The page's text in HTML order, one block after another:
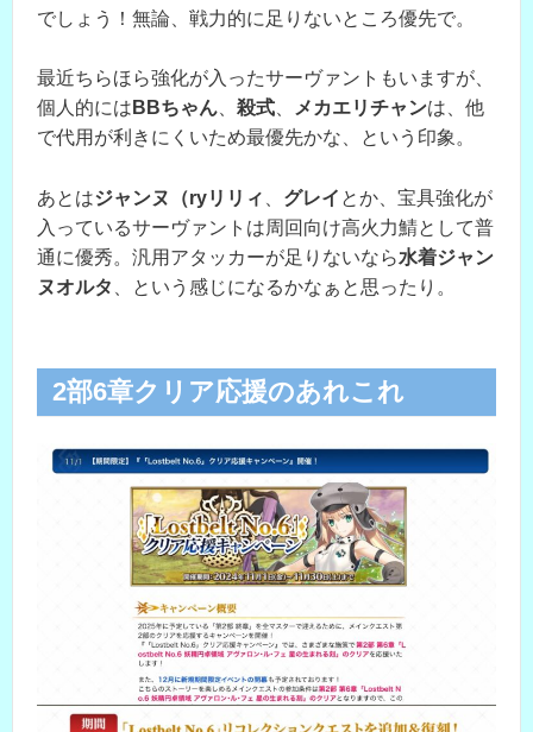
でしょう！無論、戦力的に足りないところ優先で。
最近ちらほら強化が入ったサーヴァントもいますが、
個人的には BBちゃん、 殺式、 メカエリチャンは、他
で代用が利きにくいため最優先かな、という印象。
あとはジャンヌ（ryリリィ グレイ とか、宝具強化が
入っているサーヴァントは周回向け高火力鯖として普
通に優秀。汎用アタッカーが足りないなら水着ジャン
ヌオルタ
、という感じになるかなぁと思ったり。
2部6章クリア応援のあれこれ